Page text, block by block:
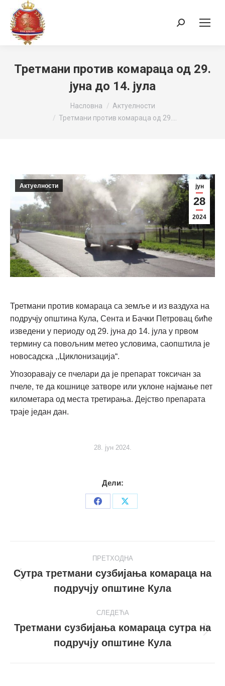
Search:
Третмани против комараца од 29.
јуна до 14. јула
Насловна
Актуелности
Третмани против комараца од 29.…
јун
28
2024
Актуелности
Третмани против комараца са земље и из ваздуха на
подручју општина Кула, Сента и Бачки Петровац биће
изведени у периоду од 29. јуна до 14. јула у првом
термину са повољним метео условима, саопштила је
новосадска ,,Циклонизација“.
Упозоравају се пчелари да је препарат токсичан за
пчеле, те да кошнице затворе или уклоне најмање пет
километара од места третирања. Дејство препарата
траје један дан.
28. јун 2024.
Дели:
Share
Share
navigation
ПРЕТХОДНА
Претходни
пост
Сутра третмани сузбијања комараца на
подручју општине Кула
СЛЕДЕЋА
Следећи
пост
Третмани сузбијања комараца сутра на
подручју општине Кула